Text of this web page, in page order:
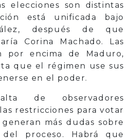
elecciones son distintas
está unificada bajo
después de que
Corina Machado. Las
por encima de Maduro,
que el régimen use sus
en el poder.
de observadores
restricciones para votar
más dudas sobre
del proceso. Habrá que